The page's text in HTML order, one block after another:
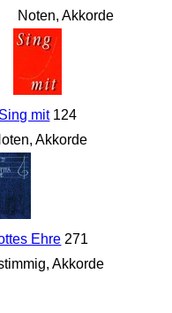
Noten, Akkorde
Sing mit124
Akkorde
Ehre 271
Akkorde